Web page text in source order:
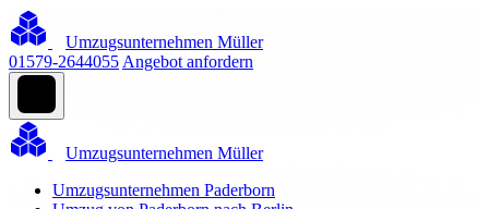
Umzugsunternehmen Müller
01579-2644055 Angebot anfordern
Umzugsunternehmen Müller
Umzugsunternehmen Paderborn